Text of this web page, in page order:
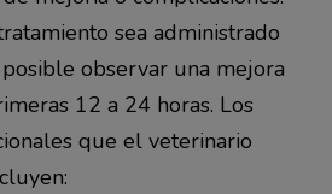
sea administrado
observar una mejora
12 a 24 horas. Los
que el veterinario